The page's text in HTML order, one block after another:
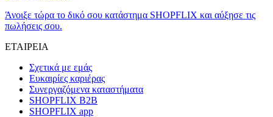
Άνοιξε τώρα το δικό σου κατάστημα SHOPFLIX και αύξησε τις
πωλήσεις σου.
ΕΤΑΙΡΕΙΑ
Σχετικά με εμάς
Ευκαιρίες καριέρας
Συνεργαζόμενα καταστήματα
SHOPFLIX B2B
SHOPFLIX app